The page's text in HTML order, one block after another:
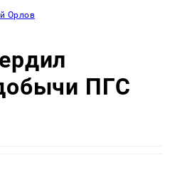
Орлов
ПГС